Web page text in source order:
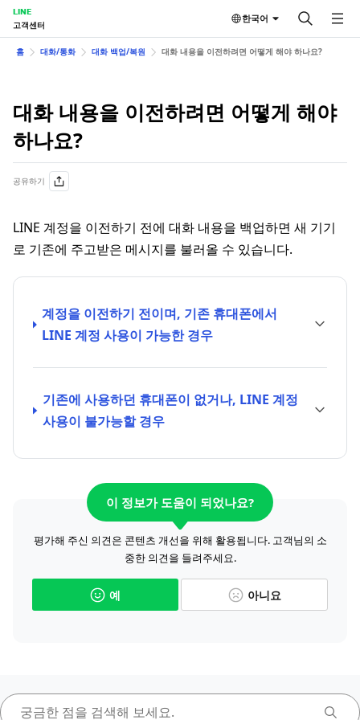
LINE
고객센터
한국어
홈 대화/통화 대화 백업/복원 대화 내용을 이전하려면 어떻게 해야 하나요?
대화 내용을 이전하려면 어떻게 해야
하나요?
공유하기
LINE 계정을 이전하기 전에 대화 내용을 백업하면 새 기기
로 기존에 주고받은 메시지를 불러올 수 있습니다.
계정을 이전하기 전이며, 기존 휴대폰에서
LINE 계정 사용이 가능한 경우
기존에 사용하던 휴대폰이 없거나, LINE 계정
사용이 불가능할 경우
이 정보가 도움이 되었나요?
평가해 주신 의견은 콘텐츠 개선을 위해 활용됩니다. 고객님의 소
중한 의견을 들려주세요.
예 아니요